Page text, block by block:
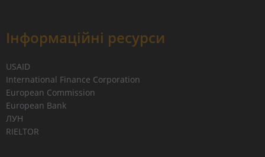
Інформаційні ресурси
USAID
International Finance Corporation
European Commission
European Bank
ЛУН
RIELTOR